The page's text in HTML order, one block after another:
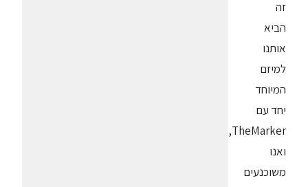
זה
הביא
אותנו
למיזם
המיוחד
יחד עם
TheMarker,
ואנו
משוכנעים